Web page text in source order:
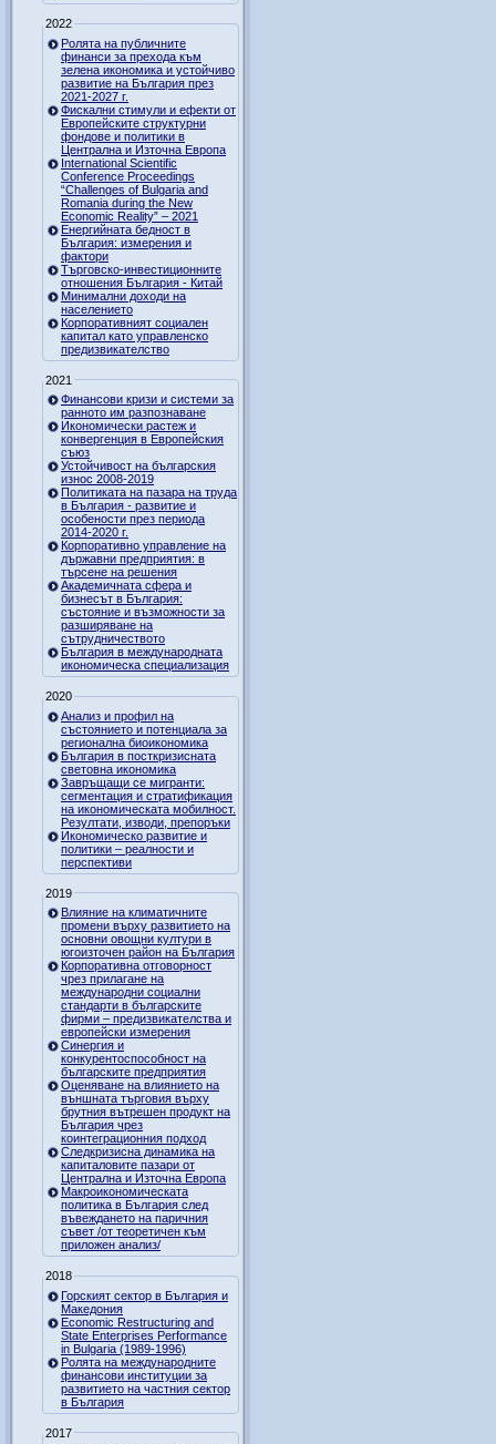
2022
Ролята на публичните
финанси за прехода към
зелена икономика и устойчиво
развитие на България през
2021-2027 г.
Фискални стимули и ефекти от
Европейските структурни
фондове и политики в
Централна и Източна Европа
International Scientific
Conference Proceedings
“Challenges of Bulgaria and
Romania during the New
Economic Reality” – 2021
Енергийната бедност в
България: измерения и
фактори
Търговско-инвестиционните
отношения България - Китай
Минимални доходи на
населението
Корпоративният социален
капитал като управленско
предизвикателство
2021
Финансови кризи и системи за
ранното им разпознаване
Икономически растеж и
конвергенция в Европейския
съюз
Устойчивост на българския
износ 2008-2019
Политиката на пазара на труда
в България - развитие и
особености през периода
2014-2020 г.
Корпоративно управление на
държавни предприятия: в
търсене на решения
Академичната сфера и
бизнесът в България:
състояние и възможности за
разширяване на
сътрудничеството
България в международната
икономическа специализация
2020
Анализ и профил на
състоянието и потенциала за
регионална биоикономика
България в посткризисната
световна икономика
Завръщащи се мигранти:
сегментация и стратификация
на икономическата мобилност.
Резултати, изводи, препоръки
Икономическо развитие и
политики – реалности и
перспективи
2019
Влияние на климатичните
промени върху развитието на
основни овощни култури в
югоизточен район на България
Корпоративна отговорност
чрез прилагане на
международни социални
стандарти в българските
фирми – предизвикателства и
европейски измерения
Синергия и
конкурентоспособност на
българските предприятия
Оценяване на влиянието на
външната търговия върху
брутния вътрешен продукт на
България чрез
коинтеграционния подход
Следкризисна динамика на
капиталовите пазари от
Централна и Източна Европа
Макроикономическата
политика в България след
въвеждането на паричния
съвет /от теоретичен към
приложен анализ/
2018
Горският сектор в България и
Македония
Economic Restructuring and
State Enterprises Performance
in Bulgaria (1989-1996)
Ролята на международните
финансови институции за
развитието на частния сектор
в България
2017